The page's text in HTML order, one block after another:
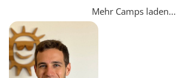
Mehr Camps laden...